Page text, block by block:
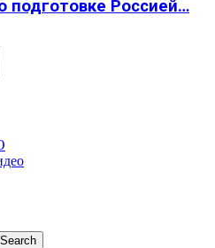
подготовке Россией…
Search